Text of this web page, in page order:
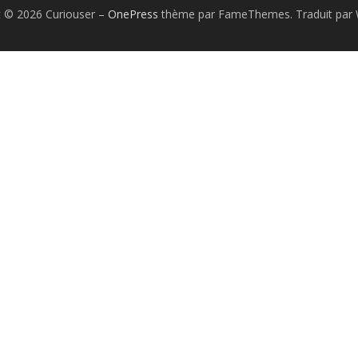
© 2026 Curiouser – OnePress thème par FameThemes. Traduit par